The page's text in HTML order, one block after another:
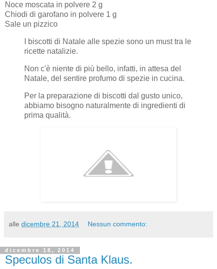
Noce moscata in polvere 2 g
Chiodi di garofano in polvere 1 g
Sale un pizzico
I biscotti di Natale alle spezie sono un must tra le
ricette natalizie.
Non c'è niente di più bello, infatti, in attesa del
Natale, del sentire profumo di spezie in cucina.
Per la preparazione di biscotti dal gusto unico,
abbiamo bisogno naturalmente di ingredienti di
prima qualità.
alle dicembre 21, 2014 Nessun commento:
dicembre 18, 2014
Speculos di Santa Klaus.